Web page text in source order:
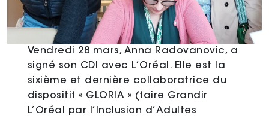
Vendredi 28 mars, Anna Radovanovic, a
signé son CDI avec L’Oréal. Elle est la
sixième et dernière collaboratrice du
dispositif « GLORIA » (faire Grandir
L’Oréal par l’Inclusion d’Adultes